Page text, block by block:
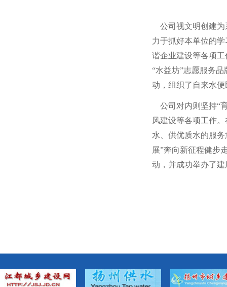
公司视文明创建为
力于抓好本单位的
谐企业建设等各项
“水益坊”志愿服务
动，组织了自来水
公司对内则坚持“
风建设等各项工作
水、供优质水的服
展”奔向新征程健步
动，并成功举办了